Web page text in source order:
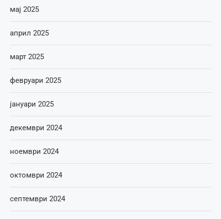
мај 2025
април 2025
март 2025
февруари 2025
јануари 2025
декември 2024
ноември 2024
октомври 2024
септември 2024